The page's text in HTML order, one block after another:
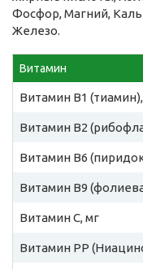
Фосфор, Магний,
Железо.
Витамин
Витамин B1
Витамин B2
Витамин B6
Витамин B9
Витамин C, мг
Витамин PP